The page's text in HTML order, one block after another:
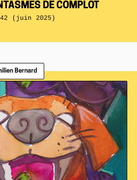
DE COMPLOT
(juin 2025)
Bernard